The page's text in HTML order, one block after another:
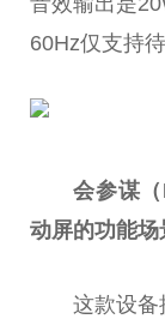
60Hz仅支持
会参谋
动屏的功能场
这款设